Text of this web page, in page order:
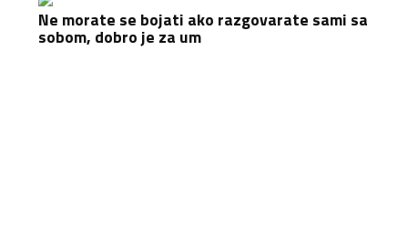
Ne morate se bojati ako razgovarate sami sa
sobom, dobro je za um